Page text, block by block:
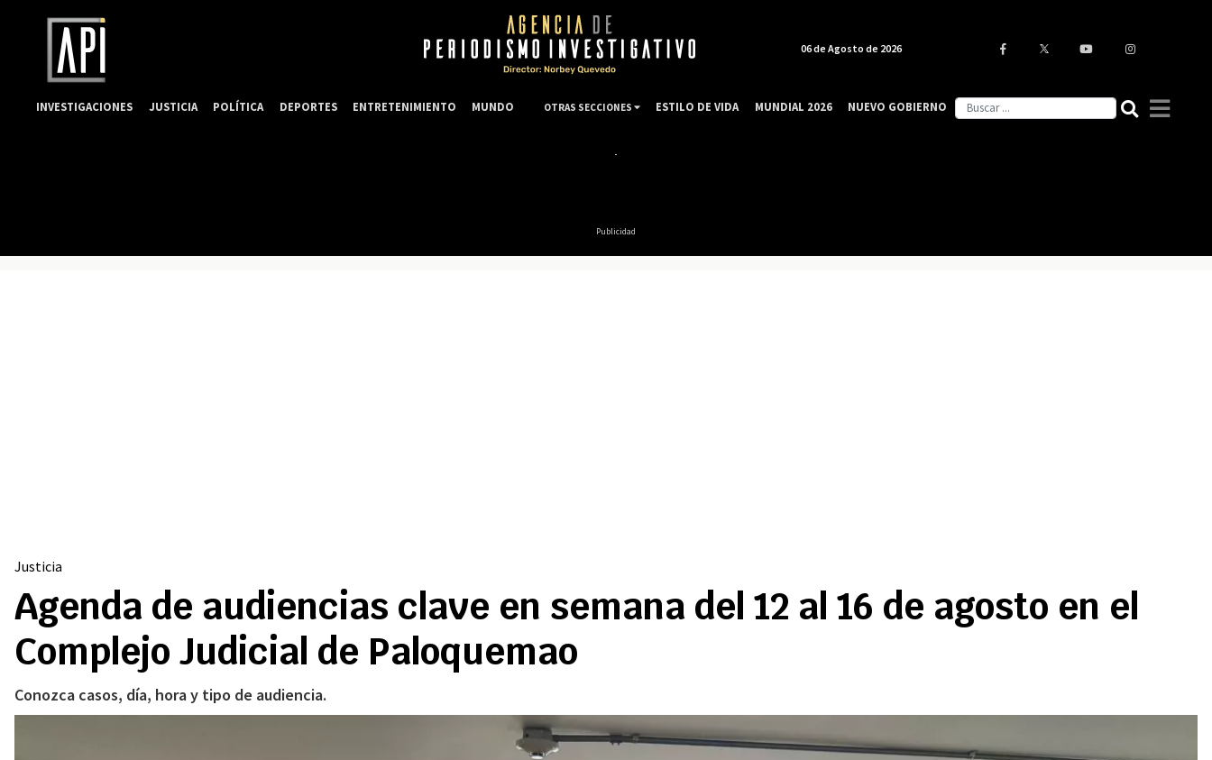
Publicidad
Justicia
Agenda de audiencias clave en semana del 12 al 16 de agosto en el
Complejo Judicial de Paloquemao
Conozca casos, día, hora y tipo de audiencia.
06 de Agosto de 2026
INVESTIGACIONES JUSTICIA POLÍTICA DEPORTES ENTRETENIMIENTO MUNDO OTRAS SECCIONES ESTILO DE VIDA MUNDIAL 2026 NUEVO GOBIERNO